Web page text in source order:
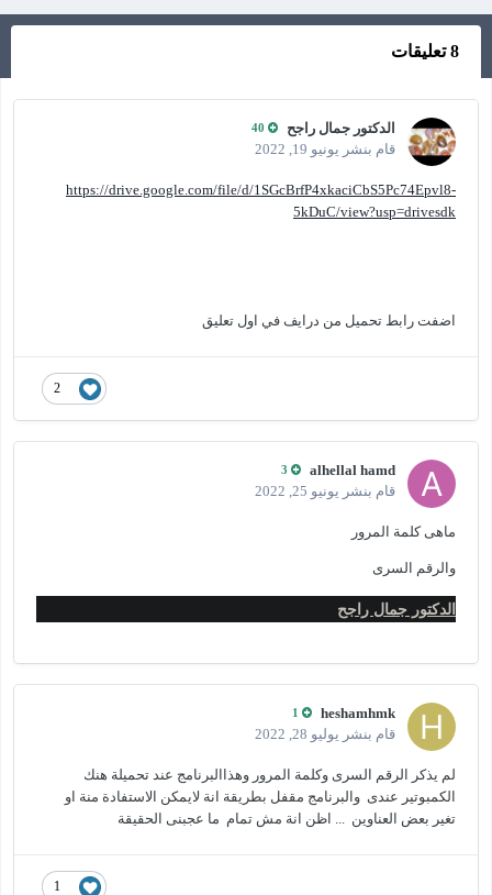
8 تعليقات
الدكتور جمال راجح
قام بنشر يونيو 19, 2022
https://drive.google.com/file/d/1SGcBrfP4xkaciCbS5Pc74Epvl8-
5kDuC/view?usp=drivesdk
اضفت رابط تحميل من درايف في اول تعليق
2
alhellal hamd
قام بنشر يونيو 25, 2022
ماهى كلمة المرور
والرقم السرى
الدكتور جمال راجح
heshamhmk
قام بنشر يوليو 28, 2022
لم يذكر الرقم السرى وكلمة المرور وهذاالبرنامج عند تحميلة هنك
الكمبوتير عندى والبرنامج مقفل بطريقة انة لايمكن الاستفادة منة او
تغير بعض العناوين ... اظن انة مش تمام ما عجبنى الحقيقة
1